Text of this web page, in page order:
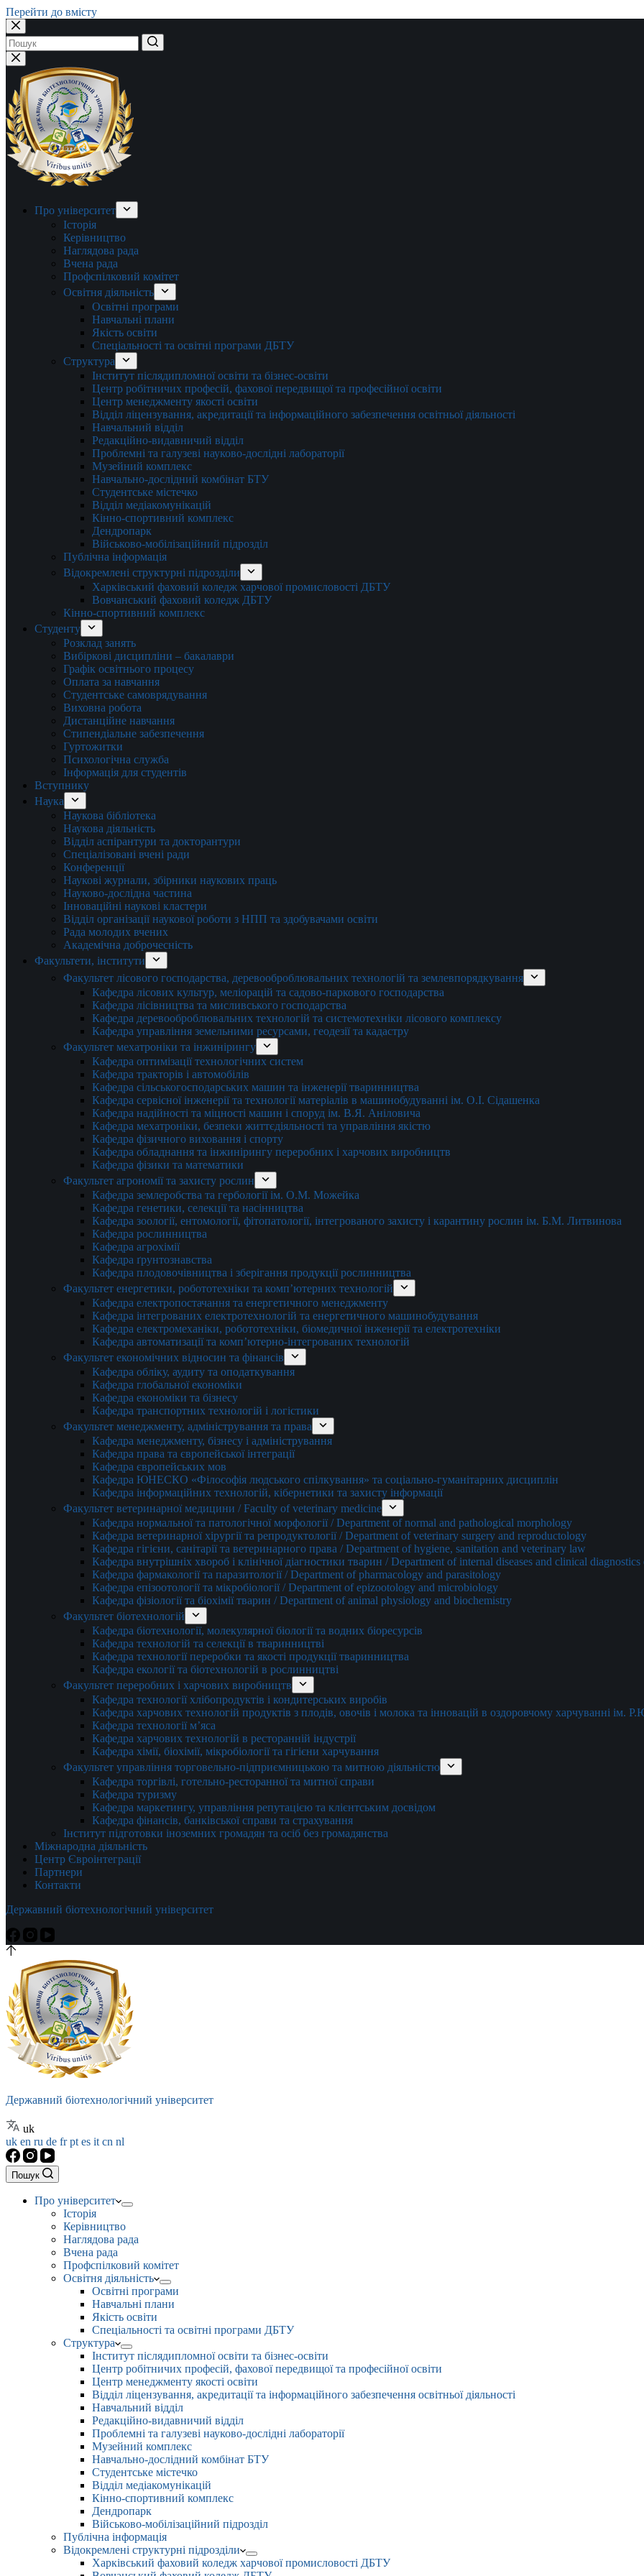
Перейти до вмісту
Немає
результатів
Про університет
Історія
Керівництво
Наглядова рада
Вчена рада
Профспілковий комітет
Освітня діяльність
Освітні програми
Навчальні плани
Якість освіти
Спеціальності та освітні програми ДБТУ
Структура
Інститут післядипломної освіти та бізнес-освіти
Центр робітничих професій, фахової передвищої та професійної освіти
Центр менеджменту якості освіти
Відділ ліцензування, акредитації та інформаційного забезпечення освітньої діяльності
Навчальний відділ
Редакційно-видавничий відділ
Проблемні та галузеві науково-дослідні лабораторії
Музейний комплекс
Навчально-дослідний комбінат БТУ
Студентське містечко
Відділ медіакомунікацій
Кінно-спортивний комплекс
Дендропарк
Військово-мобілізаційний підрозділ
Публічна інформація
Відокремлені структурні підрозділи
Харківський фаховий коледж харчової промисловості ДБТУ
Вовчанський фаховий коледж ДБТУ
Кінно-спортивний комплекс
Студенту
Розклад занять
Вибіркові дисципліни – бакалаври
Графік освітнього процесу
Оплата за навчання
Студентське самоврядування
Виховна робота
Дистанційне навчання
Стипендіальне забезпечення
Гуртожитки
Психологічна служба
Інформація для студентів
Вступнику
Наука
Наукова бібліотека
Наукова діяльність
Відділ аспірантури та докторантури
Спеціалізовані вчені ради
Конференції
Наукові журнали, збірники наукових праць
Науково-дослідна частина
Інноваційні наукові кластери
Відділ організації наукової роботи з НПП та здобувачами освіти
Рада молодих вчених
Академічна доброчесність
Факультети, інститути
Факультет лісового господарства, деревооброблювальних технологій та землевпорядкування
Кафедра лісових культур, меліорацій та садово-паркового господарства
Кафедра лісівництва та мисливського господарства
Кафедра деревооброблювальних технологій та системотехніки лісового комплексу
Кафедра управління земельними ресурсами, геодезії та кадастру
Факультет мехатроніки та інжинірингу
Кафедра оптимізації технологічних систем
Кафедра тракторів і автомобілів
Кафедра сільськогосподарських машин та інженерії тваринництва
Кафедра cервісної інженерії та технології матеріалів в машинобудуванні ім. О.І. Сідашенка
Кафедра надійності та міцності машин і споруд ім. В.Я. Аніловича
Кафедра мехатроніки, безпеки життєдіяльності та управління якістю
Кафедра фізичного виховання і спорту
Кафедра обладнання та інжинірингу переробних і харчових виробництв
Кафедра фізики та математики
Факультет агрономії та захисту рослин
Кафедра землеробства та гербології ім. О.М. Можейка
Кафедра генетики, селекції та насінництва
Кафедра зоології, ентомології, фітопатології, інтегрованого захисту і карантину рослин ім. Б.М. Литвинова
Кафедра рослинництва
Кафедра агрохімії
Кафедра ґрунтознавства
Кафедра плодовочівництва і зберігання продукції рослинництва
Факультет енергетики, робототехніки та комп’ютерних технологій
Кафедра електропостачання та енергетичного менеджменту
Кафедра інтегрованих електротехнологій та енергетичного машинобудування
Кафедра електромеханіки, робототехніки, біомедичної інженерії та електротехніки
Кафедра автоматизації та комп’ютерно-інтегрованих технологій
Факультет економічних відносин та фінансів
Кафедра обліку, аудиту та оподаткування
Кафедра глобальної економіки
Кафедра економіки та бізнесу
Кафедра транспортних технологій і логістики
Факультет менеджменту, адміністрування та права
Кафедра менеджменту, бізнесу і адміністрування
Кафедра права та європейської інтеграції
Кафедра європейських мов
Кафедра ЮНЕСКО «Філософія людського спілкування» та соціально-гуманітарних дисциплін
Кафедра інформаційних технологій, кібернетики та захисту інформації
Факультет ветеринарної медицини / Faculty of veterinary medicine
Кафедра нормальної та патологічної морфології / Department of normal and pathological morphology
Кафедра ветеринарної хірургії та репродуктології / Department of veterinary surgery and reproductology
Кафедра гігієни, санітарії та ветеринарного права / Department of hygiene, sanitation and veterinary law
Кафедра внутрішніх хвороб і клінічної діагностики тварин / Department of internal diseases and clinical
Кафедра фармакології та паразитології / Department of pharmacology and parasitology
Кафедра епізоотології та мікробіології / Department of epizootology and microbiology
Кафедра фізіології та біохімії тварин / Department of animal physiology and biochemistry
Факультет біотехнологій
Кафедра біотехнології, молекулярної біології та водних біоресурсів
Кафедра технологій та селекції в тваринництві
Кафедра технології переробки та якості продукції тваринництва
Кафедра екології та біотехнологій в рослинництві
Факультет переробних і харчових виробництв
Кафедра технології хлібопродуктів і кондитерських виробів
Кафедра харчових технологій продуктів з плодів, овочів і молока та інновацій в оздоровчому харчуванні ім.
Кафедра технології м’яса
Кафедра харчових технологій в ресторанній індустрії
Кафедра хімії, біохімії, мікробіології та гігієни харчування
Факультет управління торговельно-підприємницькою та митною діяльністю
Кафедра торгівлі, готельно-ресторанної та митної справи
Кафедра туризму
Кафедра маркетингу, управління репутацією та клієнтським досвідом
Кафедра фінансів, банківської справи та страхування
Інститут підготовки іноземних громадян та осіб без громадянства
Міжнародна діяльність
Центр Євроінтеграції
Партнери
Контакти
Державний біотехнологічний університет
Державний біотехнологічний університет
uk
uk en ru de frpt es it cn nl
Пошук
Про університет
Історія
Керівництво
Наглядова рада
Вчена рада
Профспілковий комітет
Освітня діяльність
Освітні програми
Навчальні плани
Якість освіти
Спеціальності та освітні програми ДБТУ
Структура
Інститут післядипломної освіти та бізнес-освіти
Центр робітничих професій, фахової передвищої та професійної освіти
Центр менеджменту якості освіти
Відділ ліцензування, акредитації та інформаційного забезпечення освітньої діяльності
Навчальний відділ
Редакційно-видавничий відділ
Проблемні та галузеві науково-дослідні лабораторії
Музейний комплекс
Навчально-дослідний комбінат БТУ
Студентське містечко
Відділ медіакомунікацій
Кінно-спортивний комплекс
Дендропарк
Військово-мобілізаційний підрозділ
Публічна інформація
Відокремлені структурні підрозділи
Харківський фаховий коледж харчової промисловості ДБТУ